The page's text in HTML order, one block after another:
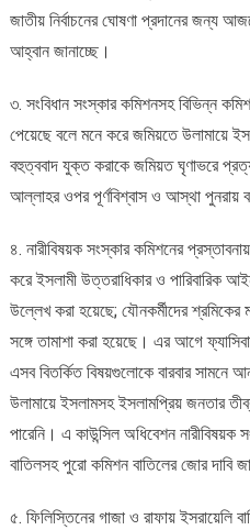
জাতীয় নির্বাচনের ঘোষণা প্রদানের জন্য
আহ্বান জানাচ্ছে।
৩. সংবিধান সংস্কার কমিশনসহ বিভিন্ন
পেয়েছে বলে মনে করে জমিয়তে উলামায়ে
বহুত্ববাদ যুক্ত করাকে জমিয়ত ঘৃণাভরে
আল্লাহর ওপর পূর্ণবিশ্বাস ও আস্থা পুনরায়
৪. নারীবিষয়ক সংস্কার কমিশনের
করে ইসলামী উত্তরাধিকার ও পারিবারিক
উল্লেখ করা হয়েছে; যৌনকর্মীদের শ্রমিকের
সঙ্গে তামাশা করা হয়েছে। এর আগে
এসব বিতর্কিত বিষয়গুলোকে বারবার সামনে
উলামায়ে ইসলামসহ ইসলামপ্রিয় জনতার
পারেনি। এ কাউন্সিল অধিবেশন নারীবিষয়ক
বাতিলসহ পুরো কমিশন বাতিলের জোর দাবি
৫. ফিলিস্তিনের গাজা ও রাফায় ইসরায়েলি